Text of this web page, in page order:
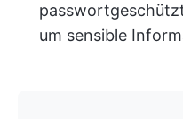
um sensible